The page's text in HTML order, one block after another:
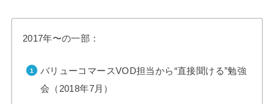
2017年〜の一部：
バリューコマースVOD担当から“直接聞ける”勉強
会（2018年7月）